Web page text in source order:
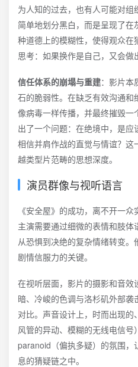
为人知的过去，也有人可能对
简单地划分黑白，而是呈现了
种道德上的模糊性，使得观众在
思考：如果换作是自己，又会做
信任体系的崩塌与重建：影片本
石的脆弱性。在缺乏有效沟通
像病毒一样传播，并最终摧毁
出了一个问题：在绝境中，是
相信并肩作战的直觉与情谊？
越类型片范畴的思想深度。
演员群像与视听语言
《安全屋》的成功，离不开一
主演需要通过细微的表情和肢体
从恐惧到决绝的复杂情绪转变
剧情信服力的关键。
在视听层面，影片的摄影和音效
暗、冷峻的色调与洛杉矶外部
对比。声音设计上，时而出现
风管的异动、模糊的无线电信号
paranoid（偏执多疑）的氛围，
息的猜疑链之中。